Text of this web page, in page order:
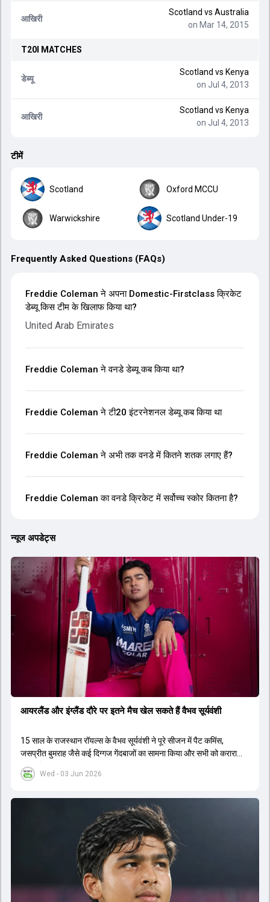
आखिरी
Scotland vs Australia
on Mar 14, 2015
T20I MATCHES
डेब्यू
Scotland vs Kenya
on Jul 4, 2013
आखिरी
Scotland vs Kenya
on Jul 4, 2013
टीमें
Scotland Oxford MCCU
Warwickshire Scotland Under-19
Frequently Asked Questions (FAQs)
Freddie Coleman ने अपना Domestic-Firstclass क्रिकेट
डेब्यू किस टीम के खिलाफ किया था?
United Arab Emirates
Freddie Coleman ने वनडे डेब्यू कब किया था?
Freddie Coleman ने टी20 इंटरनेशनल डेब्यू कब किया था
Freddie Coleman ने अभी तक वनडे में कितने शतक लगाए हैं?
Freddie Coleman का वनडे क्रिकेट में सर्वोच्च स्कोर कितना है?
न्यूज अपडेट्स
Wed - 03 Jun 2026
आयरलैंड और इंग्लैंड दौरे पर इतने मैच खेल सकते हैं वैभव सूर्यवंशी
15 साल के राजस्थान रॉयल्स के वैभव सूर्यवंशी ने पूरे सीजन में पैट कमिंस,
जसप्रीत बुमराह जैसे कई द‍िग्गज गेंदबाजों का सामना किया और सभी को करारा
जवाब द‍िया.